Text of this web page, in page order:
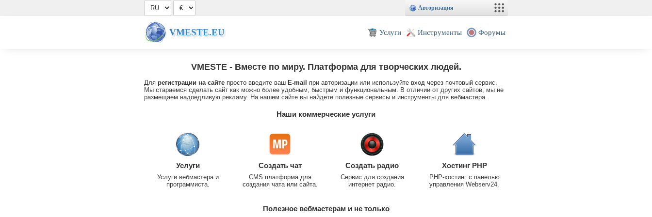
Авторизация
VMESTE.EU Услуги Инструменты Форумы
VMESTE- Вместе по миру. Платформа для творческих людей.
Для регистрации на сайте просто введите ваш E-mail
при авторизации или используйте вход через почтовый сервис.
Мы стараемся сделать сайт как можно более удобным, быстрым и функциональным. В отличии от других сайтов, мы не
размещаем надоедливую рекламу. На нашем сайте вы найдете полезные сервисы и инструменты для вебмастера.
Наши коммерческие услуги
Услуги
Услуги вебмастера и
программиста.
Создать чат
CMS платформа для
создания чата или сайта.
Создать радио
Сервис для создания
интернет радио.
Хостинг PHP
PHP-хостинг с панелью
управления Webserv24.
Полезное вебмастерам и не только